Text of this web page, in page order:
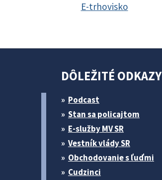
E-trhovisko
DÔLEŽITÉ ODKAZY
Podcast
Stan sa policajtom
E-služby MV SR
Vestník vlády SR
Obchodovanie s ľuďmi
Cudzinci